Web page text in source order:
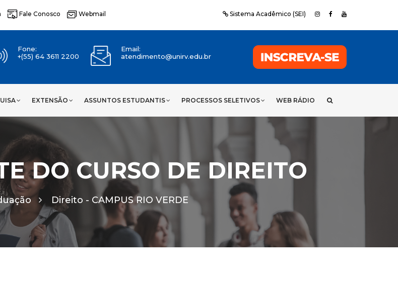
Fale Conosco Webmail Sistema Acadêmico (SEI)
Fone:
+(55) 64 3611 2200
Email:
atendimento@unirv.edu.br
EXTENSÃO ASSUNTOS ESTUDANTIS PROCESSOS SELETIVOS WEB RÁDIO
DO CURSO DE DIREITO
Direito - CAMPUS RIO VERDE